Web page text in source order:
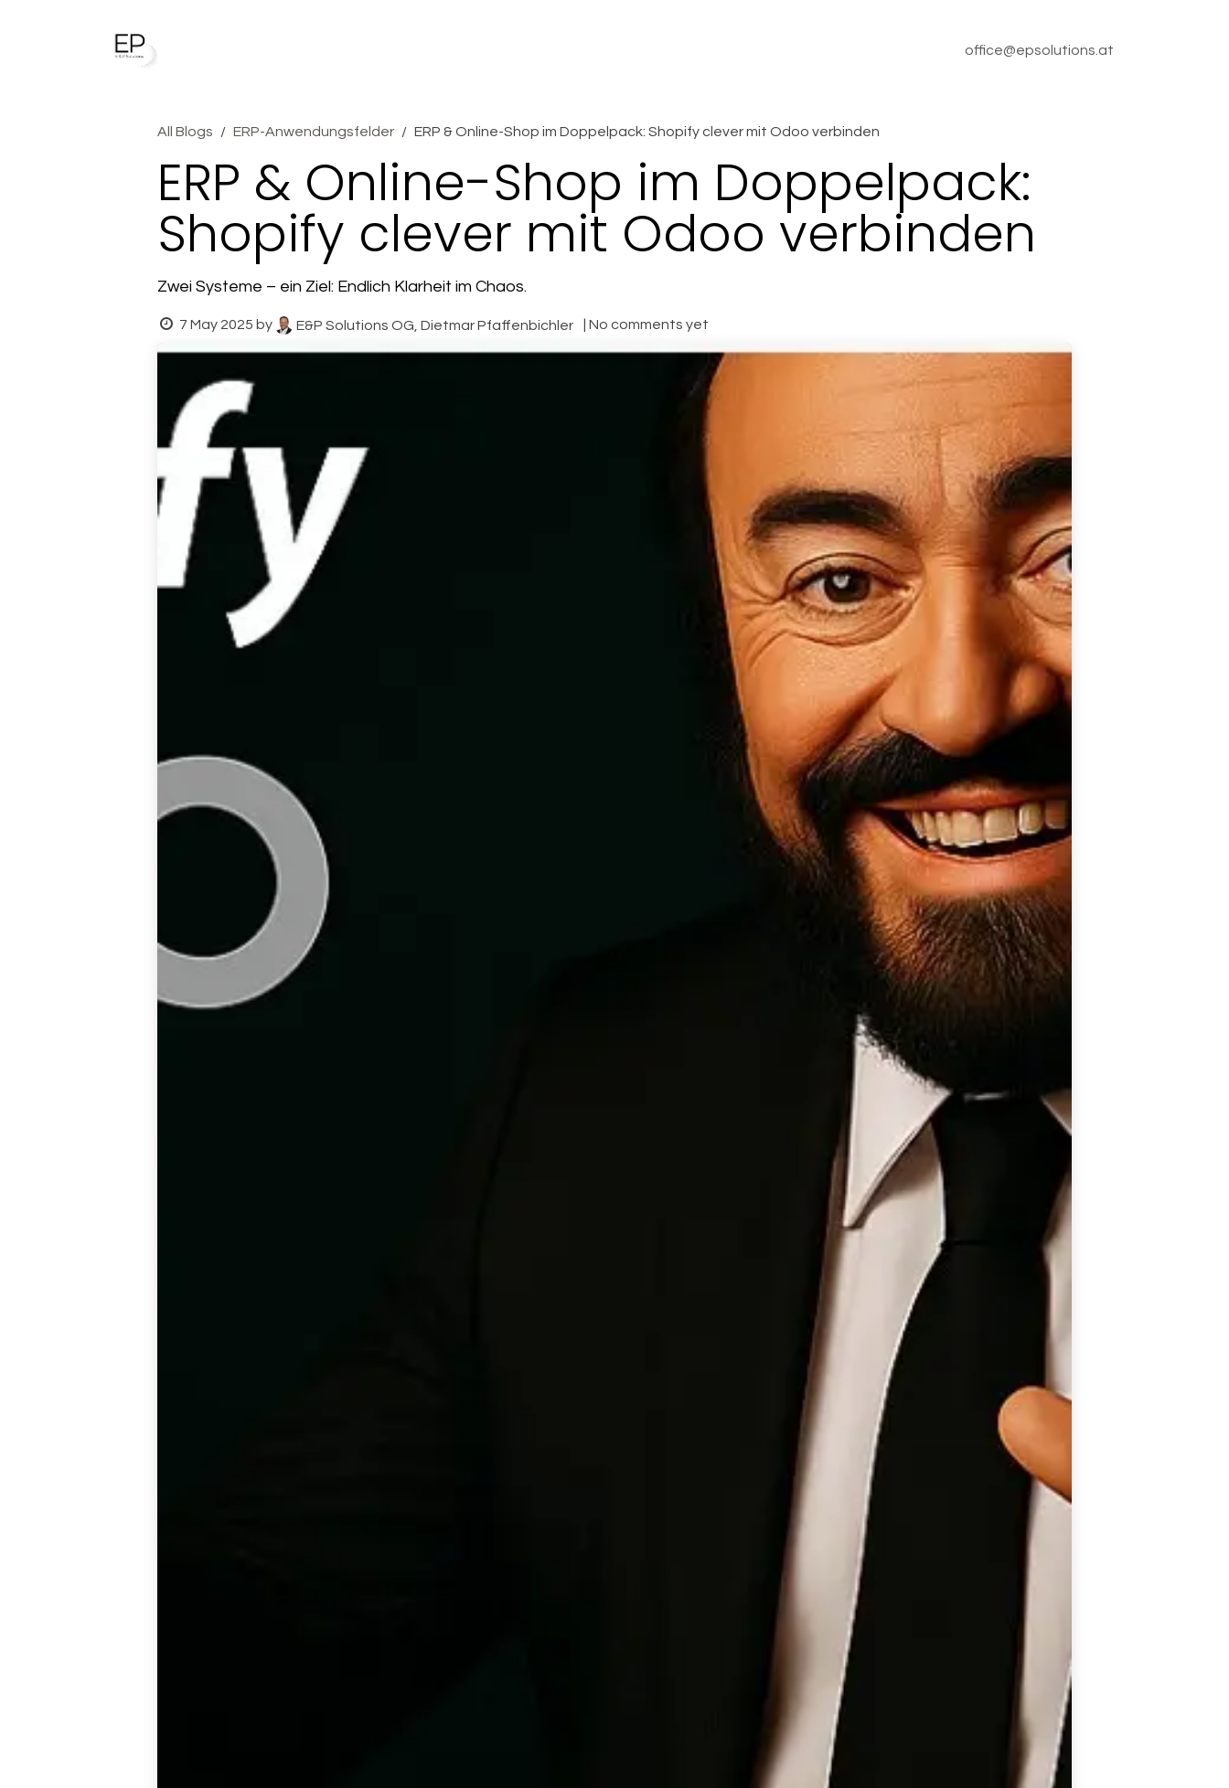
office@epsolutions.at
All Blogs ERP-Anwendungsfelder ERP & Online-Shop im Doppelpack: Shopify clever mit Odoo verbinden
ERP & Online-Shop im Doppelpack:
Shopify clever mit Odoo verbinden
Zwei Systeme – ein Ziel: Endlich Klarheit im Chaos.
7 May 2025 by E&P Solutions OG, Dietmar Pfaffenbichler | No comments yet